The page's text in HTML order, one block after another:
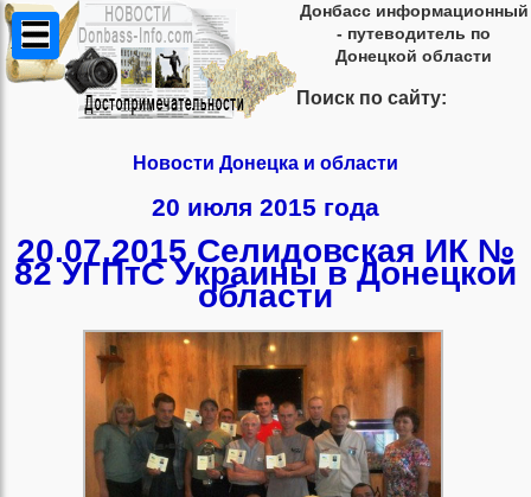
Донбасс информационный
- путеводитель по
Донецкой области
Поиск по сайту:
Новости Донецка и области
20 июля 2015 года
20.07.2015 Селидовская ИК №
82 УГПтС Украины в Донецкой
области